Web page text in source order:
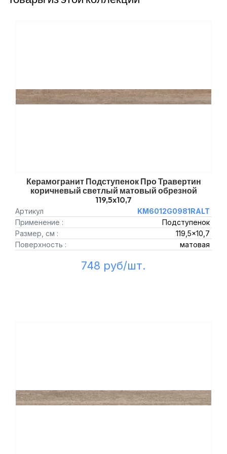
Керамогранит Подступенок Про Травертин
коричневый светлый матовый обрезной
119,5x10,7
Артикул
KM6012G0981RALT
Применение :
Подступенок
Размер, см :
119,5x10,7
Поверхность :
матовая
748 руб/шт.